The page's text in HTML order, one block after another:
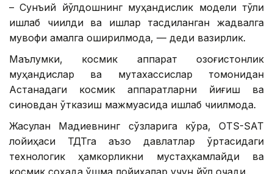
– Сунъий йўлдошнинг муҳандислик модели тўлиқ
ишлаб чиқилди ва ишлар тасдиқланган жадвалга
мувофиқ амалга оширилмоқда, — деди вазирлик.
Маълумки, космик аппарат қозоғистонлик
муҳандислар ва мутахассислар томонидан
Астанадаги космик аппаратларни йиғиш ва
синовдан ўтказиш мажмуасида ишлаб чиқилмоқда.
Жасулан Мадиевнинг сўзларига кўра, OTS-SAT
лойиҳаси ТДТга аъзо давлатлар ўртасидаги
технологик ҳамкорликни мустаҳкамлайди ва
космик соҳада қўшма лойиҳалар учун йўл очади.